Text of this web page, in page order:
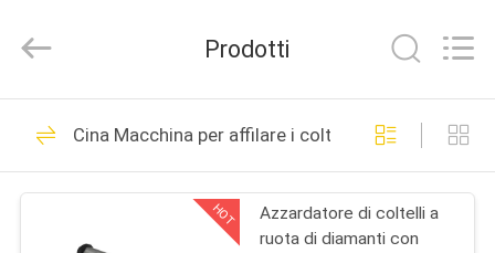
CASA.
PRODOTTI
Norton
Electric
Ltd..
Reserved.
Macchina per
affilare i coltelli
45
Prodotti
Cina Macchina per affilare i coltelli della ruota di
HOT
Azzardatore di coltelli a
ruota di diamanti con